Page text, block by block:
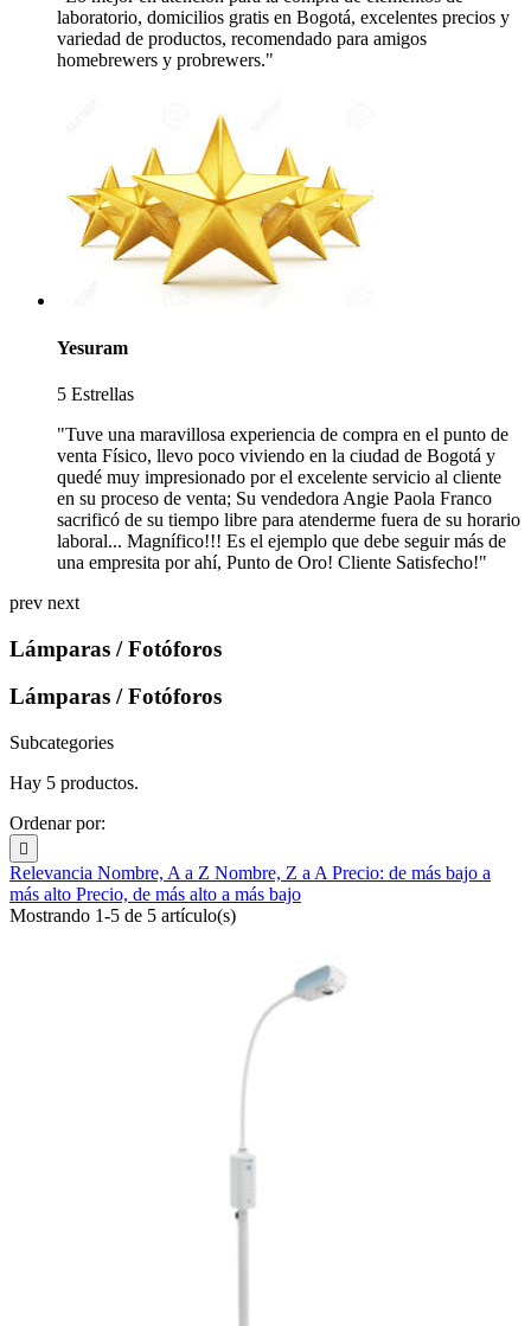
laboratorio, domicilios gratis en Bogotá, excelentes precios y
variedad de productos, recomendado para amigos
homebrewers y probrewers."
Yesuram
5 Estrellas
"Tuve una maravillosa experiencia de compra en el punto de
venta Físico, llevo poco viviendo en la ciudad de Bogotá y
quedé muy impresionado por el excelente servicio al cliente
en su proceso de venta; Su vendedora Angie Paola Franco
sacrificó de su tiempo libre para atenderme fuera de su horario
laboral... Magnífico!!! Es el ejemplo que debe seguir más de
una empresita por ahí, Punto de Oro! Cliente Satisfecho!"
prev next
Lámparas / Fotóforos
Lámparas / Fotóforos
Subcategories
Hay 5 productos.
Ordenar por:

Relevancia Nombre, A a Z Nombre, Z a A Precio: de más bajo a
más alto Precio, de más alto a más bajo
Mostrando 1-5 de 5 artículo(s)